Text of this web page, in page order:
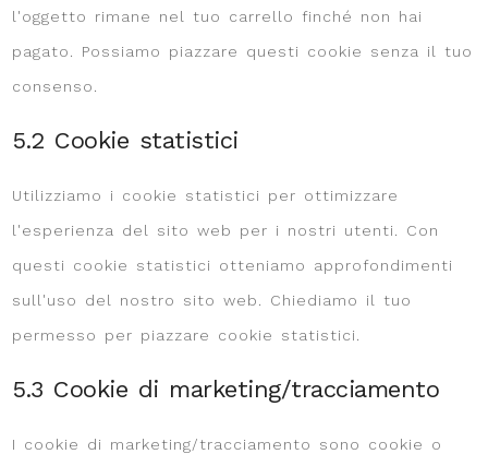
l'oggetto rimane nel tuo carrello finché non hai
pagato. Possiamo piazzare questi cookie senza il tuo
consenso.
5.2 Cookie statistici
Utilizziamo i cookie statistici per ottimizzare
l'esperienza del sito web per i nostri utenti. Con
questi cookie statistici otteniamo approfondimenti
sull'uso del nostro sito web. Chiediamo il tuo
permesso per piazzare cookie statistici.
5.3 Cookie di marketing/tracciamento
I cookie di marketing/tracciamento sono cookie o